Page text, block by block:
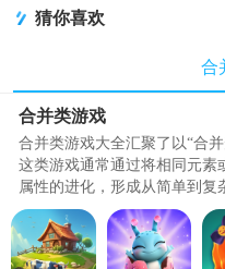
Legends)
猜你喜欢
合
合并类游戏
合并类游戏大全汇聚了以“合
这类游戏通常通过将相同元素
属性的进化，形成从简单到
中合并作物解锁高级品种，..